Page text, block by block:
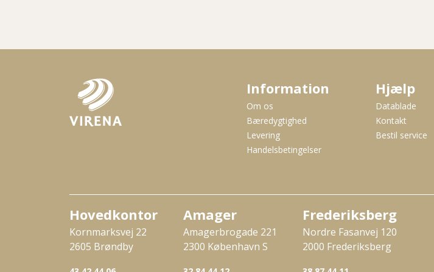
Information
Om os
Bæredygtighed
Levering
Handelsbetingelser
Hjælp
Datablade
Kontakt
Bestil service
Hovedkontor
Kornmarksvej 22
2605 Brøndby
Amager
Amagerbrogade 221
2300 København S
Frederiksberg
Nordre Fasanvej 120
2000 Frederiksberg